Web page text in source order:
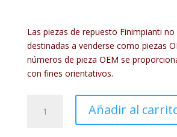
Las piezas de repuesto Finimpianti no
destinadas a venderse como piezas
números de pieza OEM se
con fines orientativos.
cantidad
Añadir al